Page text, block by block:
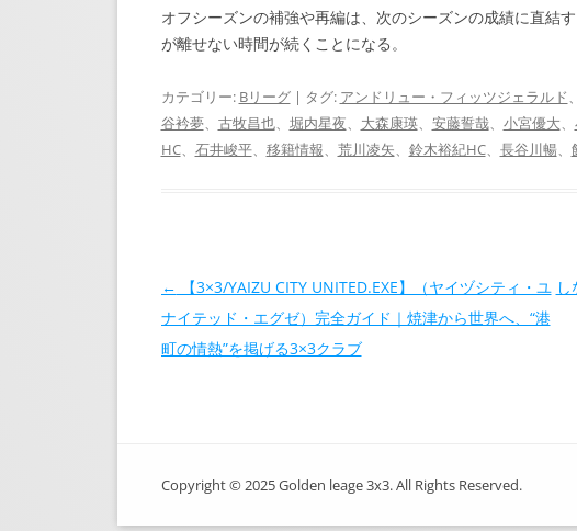
オフシーズンの補強や再編は、次のシーズンの成績に直結
が離せない時間が続くことになる。
カテゴリー: Bリーグ| タグ: アンドリュー・フィッツジェラルド、
谷衿夢、 古牧昌也、 堀内星夜、 大森康瑛、 安藤誓哉、 小宮優大、
HC、 石井峻平、 移籍情報、 荒川凌矢、 鈴木裕紀HC、 長谷川暢、
投稿ナビゲーション
← 【3×3/YAIZU CITY UNITED.EXE】（ヤイヅシティ・ユ
ナイテッド・エグゼ）完全ガイド｜焼津から世界へ、“港
町の情熱”を掲げる3×3クラブ
Copyright © 2025 Golden leage 3x3. All Rights Reserved.